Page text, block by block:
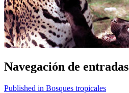
Navegación de entradas
Published in Bosques tropicales